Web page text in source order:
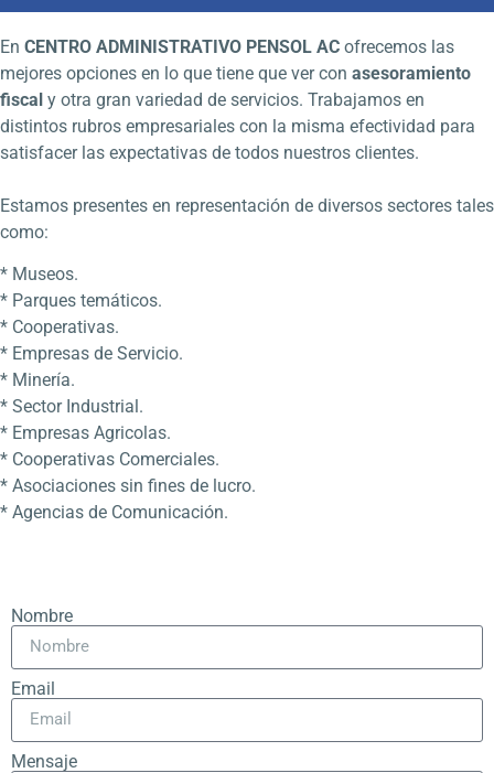
En CENTRO ADMINISTRATIVO PENSOL AC ofrecemos las
mejores opciones en lo que tiene que ver con asesoramiento
fiscal y otra gran variedad de servicios. Trabajamos en
distintos rubros empresariales con la misma efectividad para
satisfacer las expectativas de todos nuestros clientes.
Estamos presentes en representación de diversos sectores tales
como:
* Museos.
* Parques temáticos.
* Cooperativas.
* Empresas de Servicio.
* Minería.
* Sector Industrial.
* Empresas Agricolas.
* Cooperativas Comerciales.
* Asociaciones sin fines de lucro.
* Agencias de Comunicación.
Nombre
Email
Mensaje